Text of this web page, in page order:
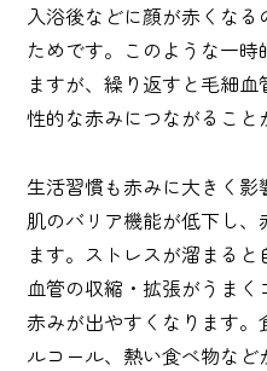
入浴後などに顔が赤くな
ためです。このような一
ますが、繰り返すと毛細
性的な赤みにつながること
生活習慣も赤みに大きく
肌のバリア機能が低下し
ます。ストレスが溜まると
血管の収縮・拡張がうまく
赤みが出やすくなります
ルコール、熱い食べ物な